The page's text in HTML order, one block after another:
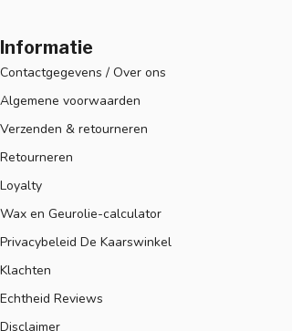
Informatie
Contactgegevens / Over ons
Algemene voorwaarden
Verzenden & retourneren
Retourneren
Loyalty
Wax en Geurolie-calculator
Privacybeleid De Kaarswinkel
Klachten
Echtheid Reviews
Disclaimer